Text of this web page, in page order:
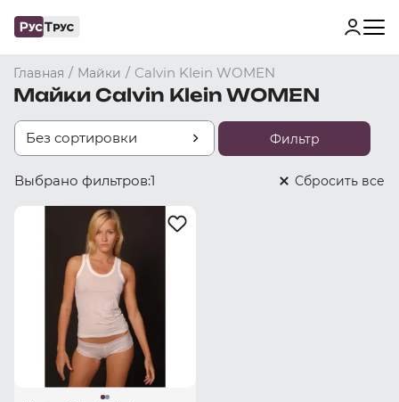
Главная / Майки / Calvin Klein WOMEN
Майки Calvin Klein WOMEN
Без сортировки Фильтр
Выбрано фильтров:1 Cбросить все